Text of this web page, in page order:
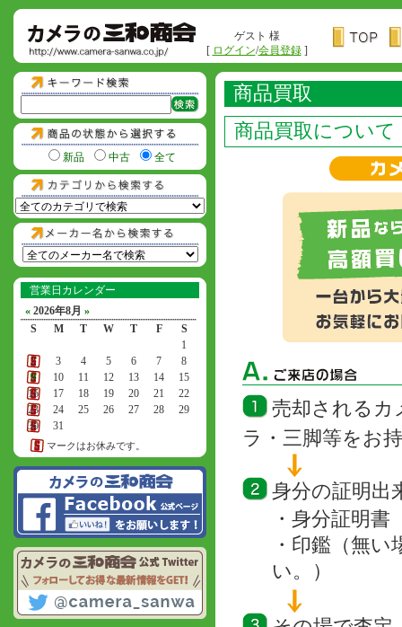
ゲスト 様
[ ログイン/会員登録]
新品 中古 全て
営業日カレンダー
« 2026年8月 »
S
M T W T F
S
1
2
3 4 5 6 7
8
9
10 11 12 13 14
15
16
17 18 19 20 21
22
23
24 25 26 27 28
29
30
31
マークはお休みです。
商品買取
商品買取について
売却されるカ
ラ・三脚等をお
身分の証明出
・身分証明
・印鑑（無
い。）